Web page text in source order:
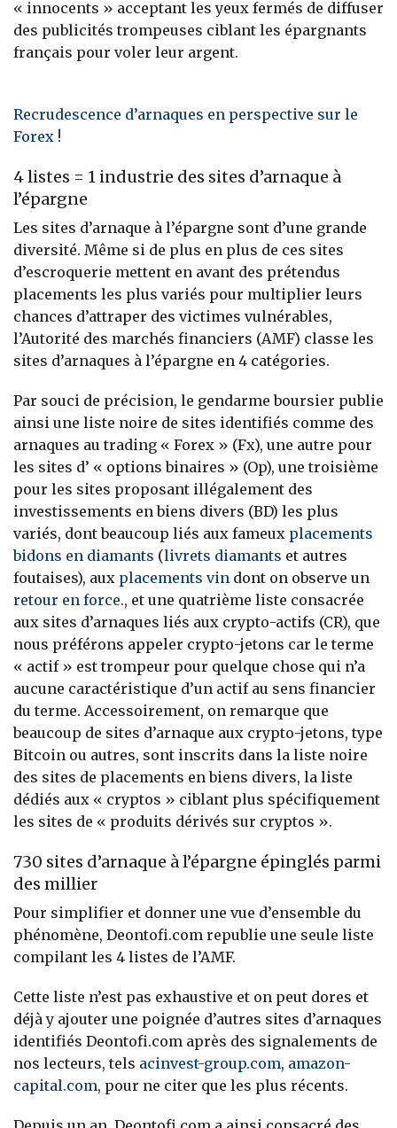
« innocents » acceptant les yeux fermés de diffuser
des publicités trompeuses ciblant les épargnants
français pour voler leur argent.
Recrudescence d’arnaques en perspective sur le
Forex !
4 listes = 1 industrie des sites d’arnaque à
l’épargne
Les sites d’arnaque à l’épargne sont d’une grande
diversité. Même si de plus en plus de ces sites
d’escroquerie mettent en avant des prétendus
placements les plus variés pour multiplier leurs
chances d’attraper des victimes vulnérables,
l’Autorité des marchés financiers (AMF) classe les
sites d’arnaques à l’épargne en 4 catégories.
Par souci de précision, le gendarme boursier publie
ainsi une liste noire de sites identifiés comme des
arnaques au trading « Forex » (Fx), une autre pour
les sites d’ « options binaires » (Op), une troisième
pour les sites proposant illégalement des
investissements en biens divers (BD) les plus
variés, dont beaucoup liés aux fameux placements
bidons en diamants (livrets diamants et autres
foutaises), aux placements vin dont on observe un
retour en force., et une quatrième liste consacrée
aux sites d’arnaques liés aux crypto-actifs (CR), que
nous préférons appeler crypto-jetons car le terme
« actif » est trompeur pour quelque chose qui n’a
aucune caractéristique d’un actif au sens financier
du terme. Accessoirement, on remarque que
beaucoup de sites d’arnaque aux crypto-jetons, type
Bitcoin ou autres, sont inscrits dans la liste noire
des sites de placements en biens divers, la liste
dédiés aux « cryptos » ciblant plus spécifiquement
les sites de « produits dérivés sur cryptos ».
730 sites d’arnaque à l’épargne épinglés parmi
des millier
Pour simplifier et donner une vue d’ensemble du
phénomène, Deontofi.com republie une seule liste
compilant les 4 listes de l’AMF.
Cette liste n’est pas exhaustive et on peut dores et
déjà y ajouter une poignée d’autres sites d’arnaques
identifiés Deontofi.com après des signalements de
nos lecteurs, tels acinvest-group.com, amazon-
capital.com, pour ne citer que les plus récents.